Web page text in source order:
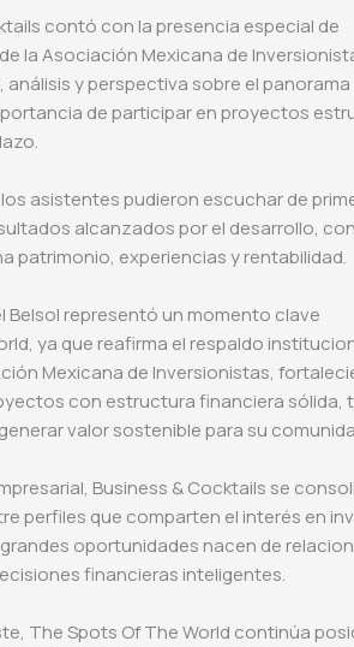
contó con la presencia especial de
la Asociación Mexicana de
y perspectiva sobre el
de participar en proyectos
asistentes pudieron escuchar de
alcanzados por el desarrollo,
patrimonio, experiencias y rentabilidad.
Belsol representó un momento clave
ya que reafirma el respaldo
Mexicana de Inversionistas,
con estructura financiera sólida,
valor sostenible para su
Business & Cocktails se
perfiles que comparten el interés en
oportunidades nacen de
financieras inteligentes.
The Spots Of The World continúa